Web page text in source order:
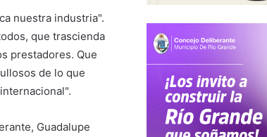
nuestra industria".
que trascienda
prestadores. Que
de lo que
Guadalupe